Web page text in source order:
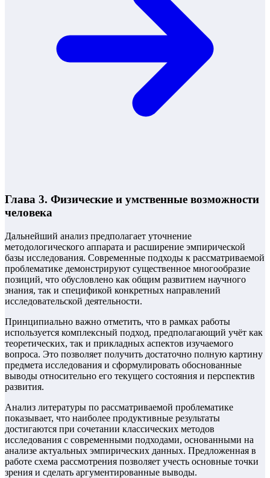
Глава 3. Физические и умственные возможности
человека
Дальнейший анализ предполагает уточнение
методологического аппарата и расширение эмпирической
базы исследования. Современные подходы к рассматриваемой
проблематике демонстрируют существенное многообразие
позиций, что обусловлено как общим развитием научного
знания, так и спецификой конкретных направлений
исследовательской деятельности.
Принципиально важно отметить, что в рамках работы
используется комплексный подход, предполагающий учёт как
теоретических, так и прикладных аспектов изучаемого
вопроса. Это позволяет получить достаточно полную картину
предмета исследования и сформулировать обоснованные
выводы относительно его текущего состояния и перспектив
развития.
Анализ литературы по рассматриваемой проблематике
показывает, что наиболее продуктивные результаты
достигаются при сочетании классических методов
исследования с современными подходами, основанными на
анализе актуальных эмпирических данных. Предложенная в
работе схема рассмотрения позволяет учесть основные точки
зрения и сделать аргументированные выводы.